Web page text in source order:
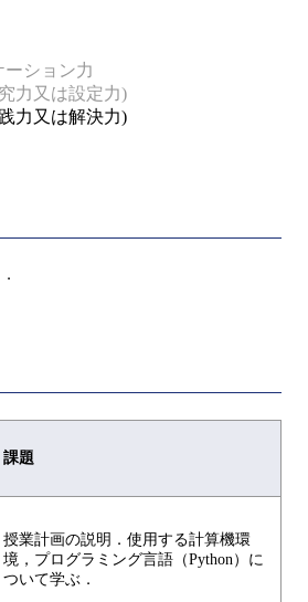
ーション力
力又は設定力)
力又は解決力)
課題
授業計画の説明．使用する計算機環
境，プログラミング言語（Python）に
ついて学ぶ．